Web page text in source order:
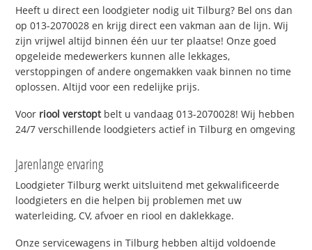
Heeft u direct een loodgieter nodig uit Tilburg? Bel ons dan
op 013-2070028 en krijg direct een vakman aan de lijn. Wij
zijn vrijwel altijd binnen één uur ter plaatse! Onze goed
opgeleide medewerkers kunnen alle lekkages,
verstoppingen of andere ongemakken vaak binnen no time
oplossen. Altijd voor een redelijke prijs.
Voor riool verstoptbelt u vandaag 013-2070028! Wij hebben
24/7 verschillende loodgieters actief in Tilburg en omgeving
Jarenlange ervaring
Loodgieter Tilburg werkt uitsluitend met gekwalificeerde
loodgieters en die helpen bij problemen met uw
waterleiding, CV, afvoer en riool en daklekkage.
Onze servicewagens in Tilburg hebben altijd voldoende